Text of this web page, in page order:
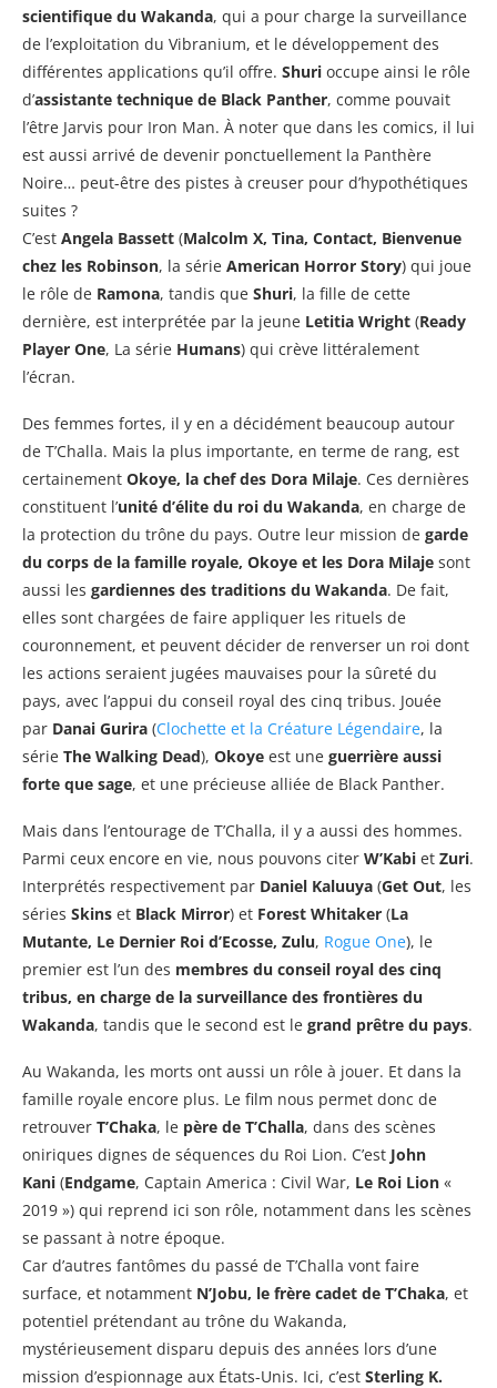
scientifique du Wakanda, qui a pour charge la surveillance
de l’exploitation du Vibranium, et le développement des
différentes applications qu’il offre. Shuri occupe ainsi le rôle
d’assistante technique de Black Panther, comme pouvait
l’être Jarvis pour Iron Man. À noter que dans les comics, il lui
est aussi arrivé de devenir ponctuellement la Panthère
Noire… peut-être des pistes à creuser pour d’hypothétiques
suites ?
C’est Angela Bassett (Malcolm X, Tina, Contact, Bienvenue
chez les Robinson, la série American Horror Story) qui joue
le rôle de Ramona, tandis que Shuri, la fille de cette
dernière, est interprétée par la jeune Letitia Wright (Ready
Player One, La série Humans) qui crève littéralement
l’écran.
Des femmes fortes, il y en a décidément beaucoup autour
de T’Challa. Mais la plus importante, en terme de rang, est
certainement Okoye, la chef des Dora Milaje. Ces dernières
constituent l’unité d’élite du roi du Wakanda, en charge de
la protection du trône du pays. Outre leur mission de garde
du corps de la famille royale, Okoye et les Dora Milaje sont
aussi les gardiennes des traditions du Wakanda. De fait,
elles sont chargées de faire appliquer les rituels de
couronnement, et peuvent décider de renverser un roi dont
les actions seraient jugées mauvaises pour la sûreté du
pays, avec l’appui du conseil royal des cinq tribus. Jouée
par Danai Gurira (Clochette et la Créature Légendaire, la
série The Walking Dead), Okoye est une guerrière aussi
forte que sage, et une précieuse alliée de Black Panther.
Mais dans l’entourage de T’Challa, il y a aussi des hommes.
Parmi ceux encore en vie, nous pouvons citer W’Kabi et Zuri.
Interprétés respectivement par Daniel Kaluuya (Get Out, les
séries Skins et Black Mirror) et Forest Whitaker (La
Mutante, Le Dernier Roi d’Ecosse, Zulu, Rogue One), le
premier est l’un des membres du conseil royal des cinq
tribus, en charge de la surveillance des frontières du
Wakanda, tandis que le second est le grand prêtre du pays.
Au Wakanda, les morts ont aussi un rôle à jouer. Et dans la
famille royale encore plus. Le film nous permet donc de
retrouver T’Chaka, le père de T’Challa, dans des scènes
oniriques dignes de séquences du Roi Lion. C’est John
Kani (Endgame, Captain America : Civil War, Le Roi Lion «
2019 ») qui reprend ici son rôle, notamment dans les scènes
se passant à notre époque.
Car d’autres fantômes du passé de T’Challa vont faire
surface, et notamment N’Jobu, le frère cadet de T’Chaka, et
potentiel prétendant au trône du Wakanda,
mystérieusement disparu depuis des années lors d’une
mission d’espionnage aux États-Unis. Ici, c’est Sterling K.